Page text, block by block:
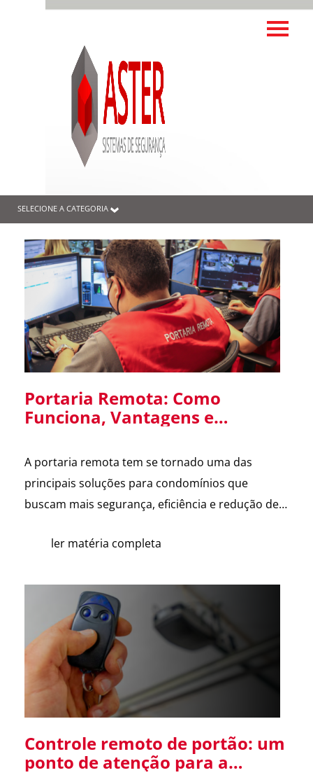
SELECIONE A CATEGORIA
Portaria Remota: Como
Funciona, Vantagens e
Condomínios
A portaria remota tem se tornado uma das
principais soluções para condomínios que
buscam mais segurança, eficiência e redução de
dificuldade na contratação de mão de obra, cada
avaliando essa alternativa. Para esclarecer as
principais dúvidas, reunimos cortes do nosso
Diretor […]
ler matéria completa
Controle remoto de portão: um
ponto de atenção para a